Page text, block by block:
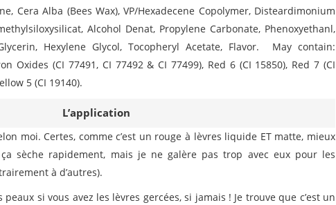
Cera Alba (Bees Wax), VP/Hexadecene Copolymer, Disteardimonium
Alcohol Denat, Propylene Carbonate, Phenoxyethanl,
Hexylene Glycol, Tocopheryl Acetate, Flavor. May contain:
Oxides (CI 77491, CI 77492 & CI 77499), Red 6 (CI 15850), Red 7 (CI
5 (CI 19140).
L’application
moi. Certes, comme c’est un rouge à lèvres liquide ET matte, mieux
sèche rapidement, mais je ne galère pas trop avec eux pour les
à d’autres).
si vous avez les lèvres gercées, si jamais ! Je trouve que c’est un